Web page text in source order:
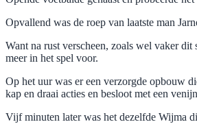
Opvallend was de roep van laatste man
Want na rust verscheen, zoals wel vaker
meer in het spel voor.
Op het uur was er een verzorgde opbouw
kap en draai acties en besloot met een
Vijf minuten later was het dezelfde Wijma